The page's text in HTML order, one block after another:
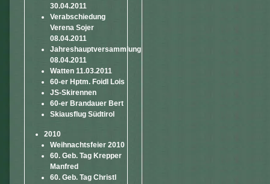
30.04.2011
Verabschiedung
Verena Sojer
08.04.2011
Jahreshauptversammlung
08.04.2011
Watten 11.03.2011
60-er Hptm. Foidl Lois
JS-Skirennen
60-er Brandauer Bert
Skiausflug Südtirol
2010
Weihnachtsfeier 2010
60. Geb. Tag Krepper
Manfred
60. Geb. Tag Christl